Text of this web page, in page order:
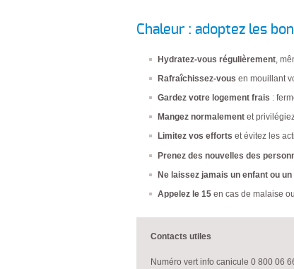
Chaleur : adoptez les
Hydratez-vous régulièrement ,
Rafraîchissez-vous en mouillant
Gardez votre logement frais :
Mangez normalement et
Limitez vos efforts et évitez les
Prenez des nouvelles des
Ne laissez jamais un enfant ou
Appelez le 15 en cas de malaise
Contacts utiles
Numéro vert info canicule 0 800 06